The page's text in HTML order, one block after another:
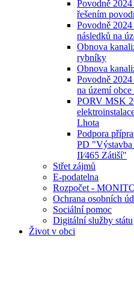
Povodně
řešením
Povodně
následků na
Obnova
rybníky
Obnova
Povodně
na území
PORV MSK
Lhota
Podpora
PD "Výstavba
II⁄465 Zátiší"
Střet zájmů
E-podatelna
Rozpočet -
Ochrana osobních
Sociální pomoc
Digitální služby státu
Život v obci